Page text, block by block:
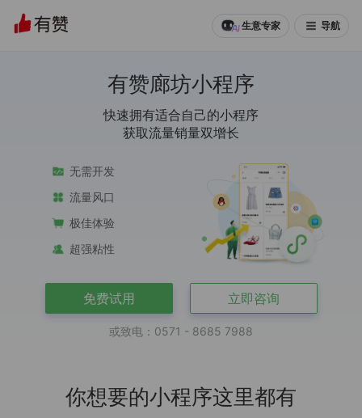
生意专家 导航
有赞廊坊小程序
快速拥有适合自己的小程序
获取流量销量双增长
无需开发
流量风口
极佳体验
超强粘性
免费试用 立即咨询
或致电：0571 - 8685 7988
你想要的小程序这里都有